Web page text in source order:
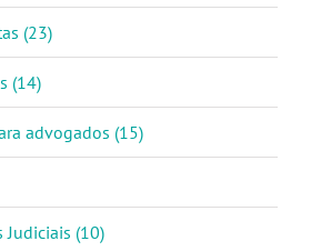
(23)
(14)
advogados (15)
Judiciais (10)